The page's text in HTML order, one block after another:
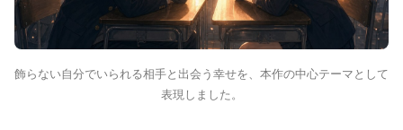
飾らない自分でいられる相手と出会う幸せを、本作の中心テーマとして
表現しました。